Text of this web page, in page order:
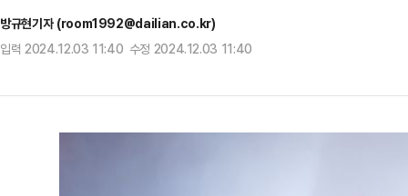
방규현기자 (room1992@dailian.co.kr)
입력 2024.12.03 11:40 수정 2024.12.03 11:40